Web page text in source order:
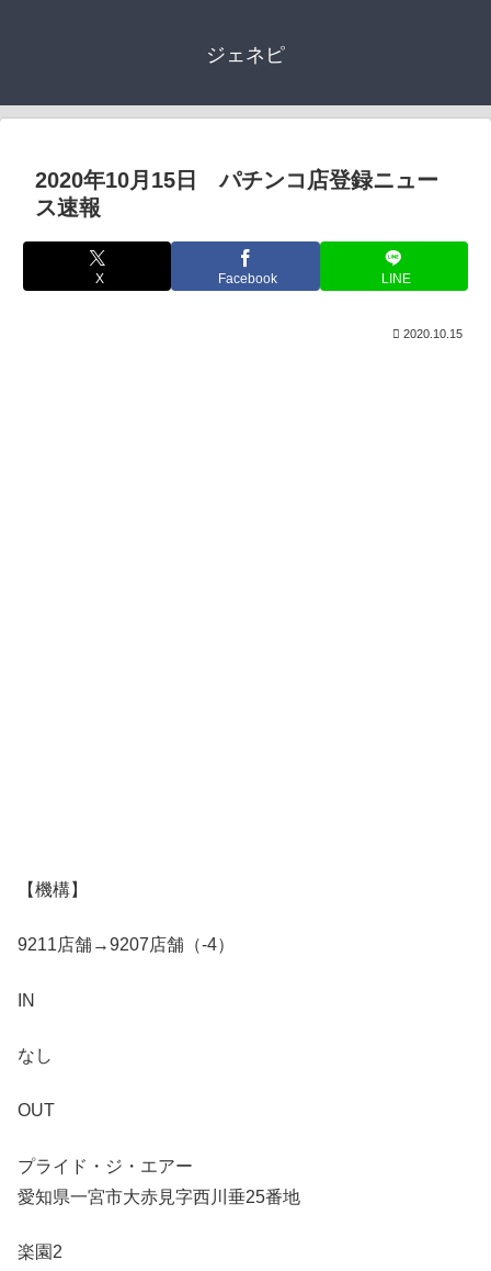
ジェネピ
2020年10月15日 パチンコ店登録ニュー
ス速報
X Facebook LINE
2020.10.15
【機構】
9211店舗→9207店舗（-4）
IN
なし
OUT
プライド・ジ・エアー
愛知県一宮市大赤見字西川垂25番地
楽園2